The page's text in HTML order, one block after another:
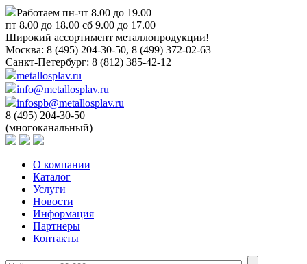
Работаем пн-чт 8.00 до 19.00
пт 8.00 до 18.00 сб 9.00 до 17.00
Широкий ассортимент металлопродукции!
Москва: 8 (495) 204-30-50, 8 (499) 372-02-63
Санкт-Петербург: 8 (812) 385-42-12
metallosplav.ru
info@metallosplav.ru
infospb@metallosplav.ru
8 (495) 204-30-50
(многоканальный)
О компании
Каталог
Услуги
Новости
Информация
Партнеры
Контакты